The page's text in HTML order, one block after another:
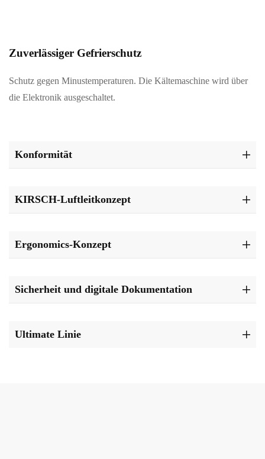
Zuverlässiger Gefrierschutz
Schutz gegen Minustemperaturen. Die Kältemaschine wird über
die Elektronik ausgeschaltet.
Konformität
KIRSCH-Luftleitkonzept
Ergonomics-Konzept
Sicherheit und digitale Dokumentation
Ultimate Linie